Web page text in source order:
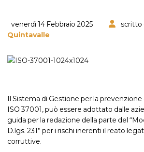
FAQ
venerdì 14 Febbraio 2025 scritto
Quintavalle
Il Sistema di Gestione per la
ISO 37001, può essere adottato dalle
guida per la redazione della parte del
D.lgs. 231” per i rischi inerenti il reato
corruttive.